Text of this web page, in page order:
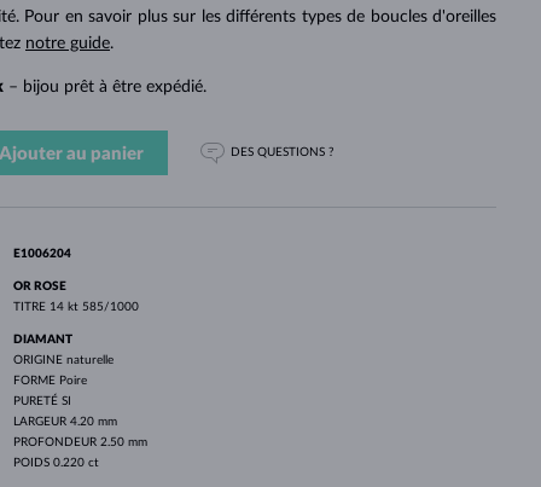
Pour en savoir plus sur les différents types de boucles d'oreilles
notre guide.
– bijou prêt à être expédié.
Ajouter au panier DES QUESTIONS ?
E1006204
OR ROSE
TITRE 14 kt 585/1000
DIAMANT
ORIGINE naturelle
FORME Poire
PURETÉ SI
LARGEUR 4.20 mm
PROFONDEUR 2.50 mm
POIDS 0.220 ct